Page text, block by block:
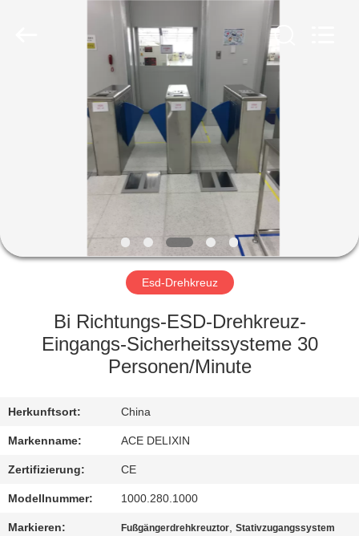
PRODUKTE
FABRIK-
QUALITÄTSKONTROLLE
SIE
MIT
UNS
IN
VERBINDUNG
Esd-Drehkreuz
Bi Richtungs-ESD-Drehkreuz-
Eingangs-Sicherheitssysteme 30
Personen/Minute
Herkunftsort: China
Markenname: ACE DELIXIN
Zertifizierung: CE
Modellnummer: 1000.280.1000
Markieren: Fußgängerdrehkreuztor,Stativzugangssystem